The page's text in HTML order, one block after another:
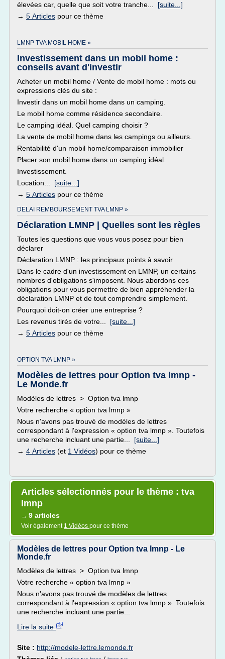
élevées car, quelle que soit votre tranche... [suite...]
→ 5 Articles pour ce thème
LMNP TVA MOBIL HOME »
Investissement dans un mobil home :
conseils avant d'investir
Acheter un mobil home / Vente de mobil home : mots ou
expressions clés du site :
Investir dans un mobil home dans un camping.
Le mobil home comme résidence secondaire.
Le camping idéal. Quel camping choisir ?
La vente de mobil home dans les campings ou ailleurs.
Rentabilité d'un mobil home/comparaison immobilier
Placer son mobil home dans un camping idéal.
Investissement.
Location... [suite...]
→ 5 Articles pour ce thème
DELAI REMBOURSEMENT TVA LMNP »
Déclaration LMNP | Quelles sont les règles
Toutes les questions que vous vous posez pour bien
déclarer
Déclaration LMNP : les principaux points à savoir
Dans le cadre d'un investissement en LMNP, un certains
nombres d'obligations s'imposent. Nous abordons ces
obligations pour vous permettre de bien appréhender la
déclaration LMNP et de tout comprendre simplement.
Pourquoi doit-on créer une entreprise ?
Les revenus tirés de votre... [suite...]
→ 5 Articles pour ce thème
OPTION TVA LMNP »
Modèles de lettres pour Option tva lmnp -
Le Monde.fr
Modèles de lettres > Option tva lmnp
Votre recherche « option tva lmnp »
Nous n'avons pas trouvé de modèles de lettres
correspondant à l'expression « option tva lmnp ». Toutefois
une recherche incluant une partie... [suite...]
→ 4 Articles (et 1 Vidéos) pour ce thème
Articles sélectionnés pour le thème : tva
lmnp
→ 9 articles
Voir également 1 Vidéos pour ce thème
Modèles de lettres pour Option tva lmnp - Le
Monde.fr
Modèles de lettres > Option tva lmnp
Votre recherche « option tva lmnp »
Nous n'avons pas trouvé de modèles de lettres
correspondant à l'expression « option tva lmnp ». Toutefois
une recherche incluant une partie...
Lire la suite
Site : http://modele-lettre.lemonde.fr